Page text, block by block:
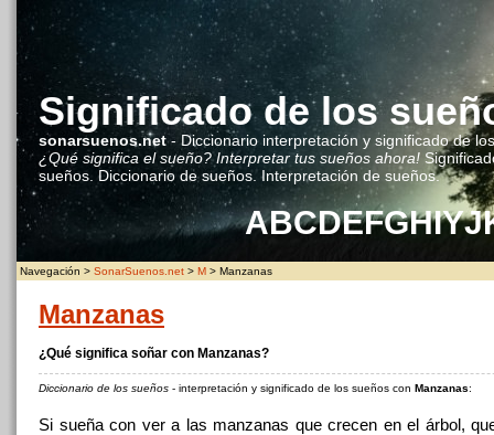
Significado de los
sonarsuenos.net- Diccionario interpretación y significado de
¿Qué significa el sueño? Interpretar tus sueños ahora!
sueños. Diccionario de sueños. Interpretación de sueños.
ABCDEFGHIYJ
Navegación > SonarSuenos.net > M > Manzanas
Manzanas
¿Qué significa soñar con Manzanas?
Diccionario de los sueños - interpretación y significado de los sueños con Manzanas:
Si sueña con ver a las manzanas que crecen en el árbol,